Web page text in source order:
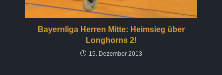
Bayernliga Herren Mitte: Heimsieg über
Longhorns 2!
15. Dezember 2013